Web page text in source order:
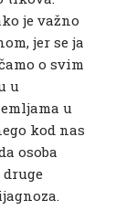
je važno
jer se ja
o svim
u
u
kod nas
osoba